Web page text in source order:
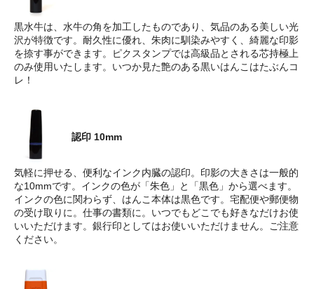
黒水牛は、水牛の角を加工したものであり、気品のある美しい光
沢が特徴です。耐久性に優れ、朱肉に馴染みやすく、綺麗な印影
を捺す事ができます。ピクスタンプでは高級品とされる芯持極上
のみ使用いたします。いつか見た艶のある黒いはんこはたぶんコ
レ！
認印 10mm
気軽に押せる、便利なインク内臓の認印。印影の大きさは一般的
な10mmです。インクの色が「朱色」と「黒色」から選べます。
インクの色に関わらず、はんこ本体は黒色です。宅配便や郵便物
の受け取りに。仕事の書類に。いつでもどこでも好きなだけお使
いいただけます。銀行印としてはお使いいただけません。ご注意
ください。